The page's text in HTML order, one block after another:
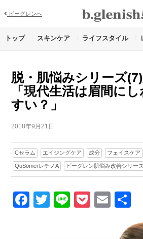
ビーグレンへ
トップ スキンケア ライフスタイル
脱・肌悩みシリーズ
「現代生活は眉間に
すい？」
2018年9月21日
Cセラム エイジングケア 成分 フェイスケア
QuSomerレチノA ビーグレン肌悩み改善シリー
Facebook
Twitter
LinePocket
Email